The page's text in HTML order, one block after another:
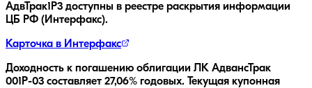
АдвТрак1Р3 доступны в реестре раскрытия информации
ЦБ РФ (Интерфакс).
Карточка в Интерфакс
Доходность к погашению облигации ЛК АдвансТрак
001Р-03 составляет 27,06% годовых. Текущая купонная